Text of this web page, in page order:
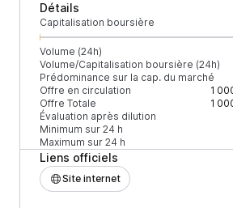
Détails
Capitalisation boursière
Volume (24h)
Volume/Capitalisation boursière (24h)
Prédominance sur la cap. du marché
Offre en circulation
1
Offre Totale
1
Évaluation après dilution
Minimum sur 24 h
Maximum sur 24 h
Liens officiels
Site internet